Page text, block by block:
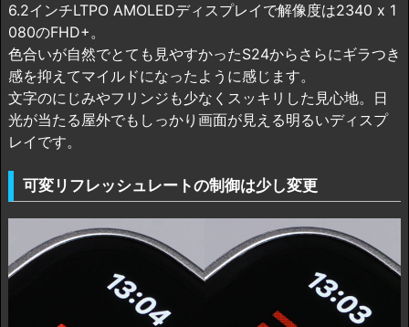
6.2インチLTPO AMOLEDディスプレイで解像度は2340 x 1
080のFHD+。
色合いが自然でとても見やすかったS24からさらにギラつき
感を抑えてマイルドになったように感じます。
文字のにじみやフリンジも少なくスッキリした見心地。日
光が当たる屋外でもしっかり画面が見える明るいディスプ
レイです。
可変リフレッシュレートの制御は少し変更